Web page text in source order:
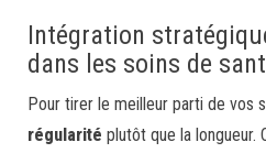
Intégration
dans les soins de
Pour tirer le meilleur parti de vos
régularité plutôt que la longueur.